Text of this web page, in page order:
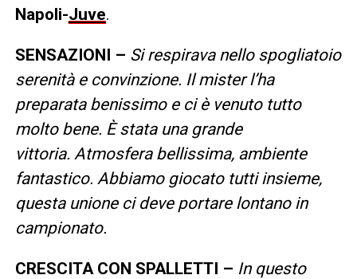
Napoli-Juve.
SENSAZIONI – Si respirava nello spogliatoio
serenità e convinzione. Il mister l’ha
preparata benissimo e ci è venuto tutto
molto bene. È stata una grande
vittoria. Atmosfera bellissima, ambiente
fantastico. Abbiamo giocato tutti insieme,
questa unione ci deve portare lontano in
campionato.
CRESCITA CON SPALLETTI – In questo